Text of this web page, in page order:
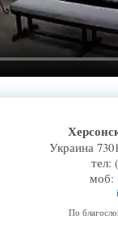
Украина
тел:
моб:
По